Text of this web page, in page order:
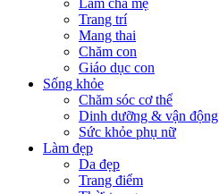
Làm cha mẹ
Trang trí
Mang thai
Chăm con
Giáo dục con
Sống khỏe
Chăm sóc cơ thể
Dinh dưỡng & vận động
Sức khỏe phụ nữ
Làm đẹp
Da đẹp
Trang điểm